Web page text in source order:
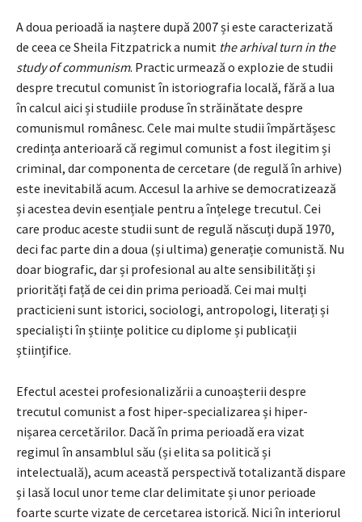
A doua perioadă ia naștere după 2007 și este caracterizată
de ceea ce Sheila Fitzpatrick a numit the arhival turn in the
study of communism. Practic urmează o explozie de studii
despre trecutul comunist în istoriografia locală, fără a lua
în calcul aici și studiile produse în străinătate despre
comunismul românesc. Cele mai multe studii împărtășesc
credința anterioară că regimul comunist a fost ilegitim și
criminal, dar componenta de cercetare (de regulă în arhive)
este inevitabilă acum. Accesul la arhive se democratizează
și acestea devin esențiale pentru a înțelege trecutul. Cei
care produc aceste studii sunt de regulă născuți după 1970,
deci fac parte din a doua (și ultima) generație comunistă. Nu
doar biografic, dar și profesional au alte sensibilități și
priorități față de cei din prima perioadă. Cei mai mulți
practicieni sunt istorici, sociologi, antropologi, literați și
specialiști în științe politice cu diplome și publicații
științifice.
Efectul acestei profesionalizării a cunoașterii despre
trecutul comunist a fost hiper-specializarea și hiper-
nișarea cercetărilor. Dacă în prima perioadă era vizat
regimul în ansamblul său (și elita sa politică și
intelectuală), acum această perspectivă totalizantă dispare
și lasă locul unor teme clar delimitate și unor perioade
foarte scurte vizate de cercetarea istorică. Nici în interiorul